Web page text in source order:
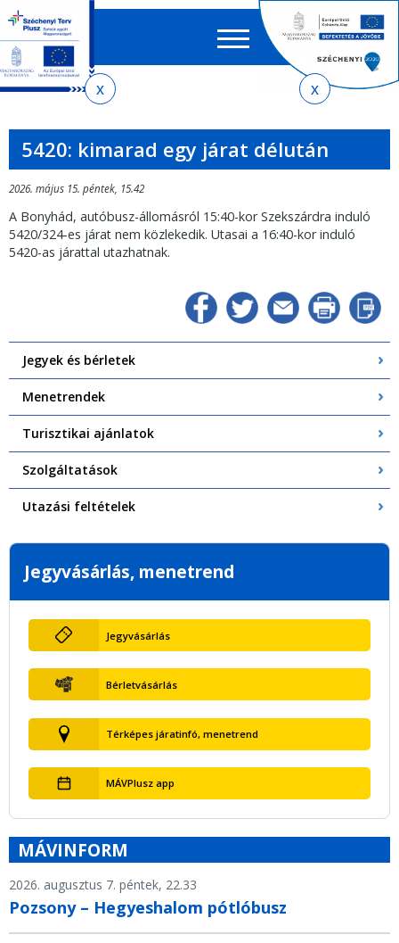
menetrendkeresőhöz
almenühöz
tartalomra
oldaltérképre
EN HU
űrlap
5420: kimarad egy járat délután
2026. május 15. péntek, 15.42
A Bonyhád, autóbusz-állomásról 15:40-kor Szekszárdra induló
5420/324-es járat nem közlekedik. Utasai a 16:40-kor induló
5420-as járattal utazhatnak.
Jegyek és bérletek
Menetrendek
Turisztikai ajánlatok
Szolgáltatások
Utazási feltételek
Jegyvásárlás, menetrend
Jegyvásárlás
Bérletvásárlás
Térképes járatinfó, menetrend
MÁVPlusz app
MÁVINFORM
2026. augusztus 7. péntek, 22.33
Pozsony – Hegyeshalom pótlóbusz